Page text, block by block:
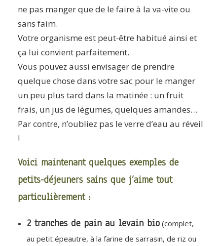
ne pas manger que de le faire à la va-vite ou
sans faim.
Votre organisme est peut-être habitué ainsi et
ça lui convient parfaitement.
Vous pouvez aussi envisager de prendre
quelque chose dans votre sac pour le manger
un peu plus tard dans la matinée : un fruit
frais, un jus de légumes, quelques amandes…
Par contre, n’oubliez pas le verre d’eau au réveil
!
Voici maintenant quelques exemples de
petits-déjeuners sains que j’aime tout
particulièrement :
2 tranches de pain au levain bio (complet,
au petit épeautre, à la farine de sarrasin, de riz ou